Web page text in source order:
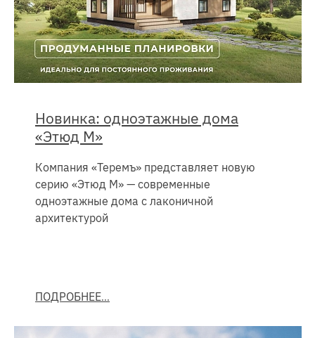
Новинка: одноэтажные дома
«Этюд М»
Компания «Теремъ» представляет новую
серию «Этюд М» — современные
одноэтажные дома с лаконичной
архитектурой
ПОДРОБНЕЕ